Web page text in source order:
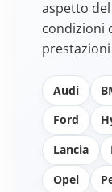
aspetto
condizioni
Audi
Ford
Lancia
Opel